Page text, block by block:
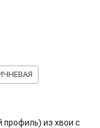
профиль) из хвои с